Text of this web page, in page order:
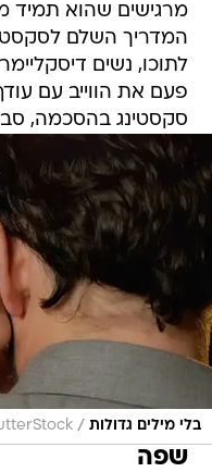
מרגישים שהוא תמיד
המדריך השלם
לתוכו, נשים
סקסטינג בהסכמה,
בלי מילים גדולות /
שפה